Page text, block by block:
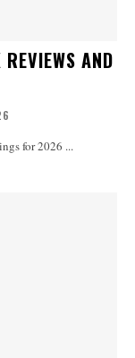
AND
Best Non GamStop Casino UK - Reviews and Rankings for 2026 ...